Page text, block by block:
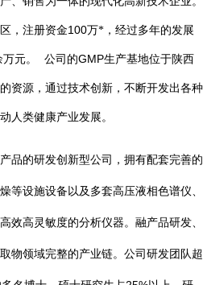
，注册资金100万*，经过多年的发展
元。 公司的GMP生产基地位于陕西
资源，通过技术创新，不断开发出各种
人类健康产业发展。
品的研发创新型公司，拥有配套完善的
等设施设备以及多套高压液相色谱仪、
效高灵敏度的分析仪器。融产品研发、
物领域完整的产业链。公司研发团队超